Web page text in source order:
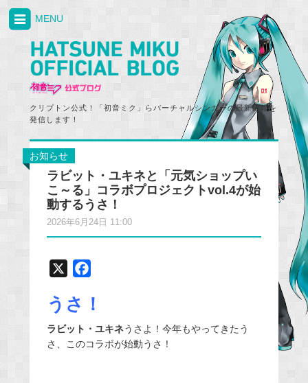
クリプトン公式！「初音ミク」らバーチャルシンガーの最新情報を
発信します！
MENU
お知らせ
ラビット・ユキネと「元気ショップい
こ～る」コラボプロジェクトvol.4が始
動するうさ！
2026年6月24日 11:00
c
b
うさ！
ラビット・ユキネうさよ！今年もやってきたう
さ、このコラボが始動うさ！